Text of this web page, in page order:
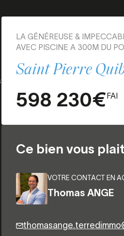
LA GÉNÉREUSE &
AVEC PISCINE A 300M DU
Saint Pierre
598 230€FAI
Ce bien vous
VOTRE CONTACT EN
Thomas ANGE